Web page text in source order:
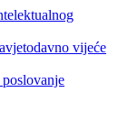
vijeće